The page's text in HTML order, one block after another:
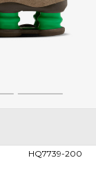
5
HQ7739-200